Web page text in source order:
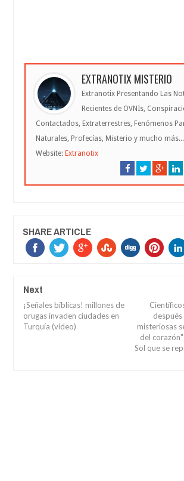
EXTRANOTIX MISTERIO
Extranotix Presentando Las
Recientes de OVNIs,
Contactados, Extraterrestres, Fenómenos
Naturales, Profecías, Misterio y mucho más...
Website: Extranotix
SHARE ARTICLE
Next
¡Señales bíblicas! millones de
orugas invaden ciudades en
Turquía (vídeo)
misteriosas
del
Sol que se